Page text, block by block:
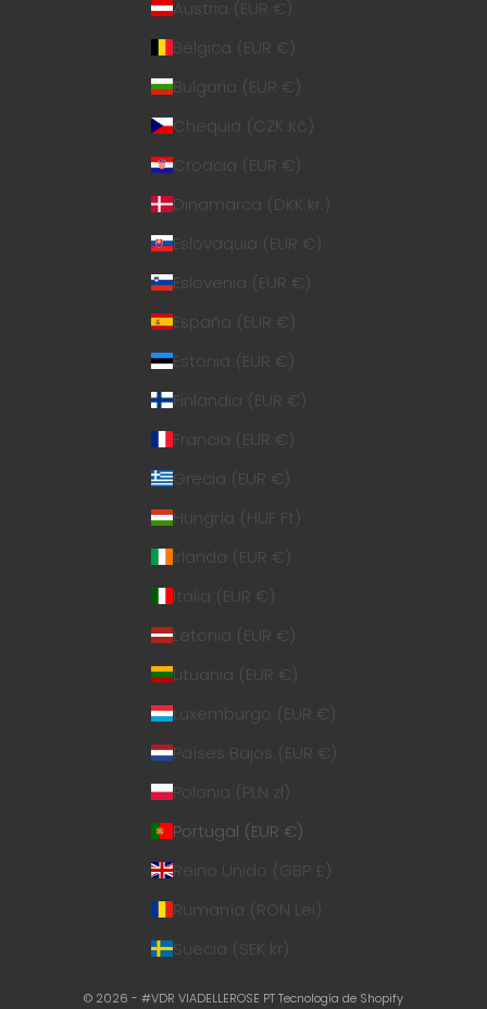
Austria (EUR €)
Bélgica (EUR €)
Bulgaria (EUR €)
Chequia (CZK Kč)
Croacia (EUR €)
Dinamarca (DKK kr.)
Eslovaquia (EUR €)
Eslovenia (EUR €)
España (EUR €)
Estonia (EUR €)
Finlandia (EUR €)
Francia (EUR €)
Grecia (EUR €)
Hungría (HUF Ft)
Irlanda (EUR €)
Italia (EUR €)
Letonia (EUR €)
Lituania (EUR €)
Luxemburgo (EUR €)
Países Bajos (EUR €)
Polonia (PLN zł)
Portugal (EUR €)
Reino Unido (GBP £)
Rumanía (RON Lei)
Suecia (SEK kr)
© 2026 - #VDR VIADELLEROSE PTTecnología de Shopify